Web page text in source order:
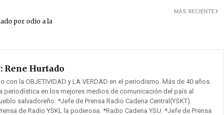
MÁS RECIENTE
por odio a la
Rene Hurtado
con la OBJETIVIDAD y LA VERDAD en el periodismo. Más de 40 años
periodística en los mejores medios de comunicación del país al
salvadoreño: *Jefe de Prensa Radio Cadena Central(YSKT).
de Radio YSKL la poderosa. *Radio Cadena YSU. *Jefe de Prensa